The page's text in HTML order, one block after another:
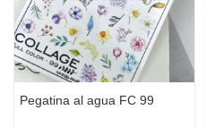
Pegatina al agua FC 99